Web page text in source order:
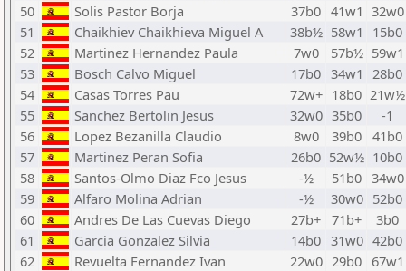
50
Solis Pastor Borja 37b0 41w1 32w0
51
Chaikhiev Chaikhieva Miguel A 38b½ 58w1
15b0
52
Martinez Hernandez Paula 7w0 57b½ 59w1
53
Bosch Calvo Miguel 17b0 34w1 28b0
54
Casas Torres Pau 72w+ 18b0 21w½
55
Sanchez Bertolin Jesus 32w0 35b0
-1
56
Lopez Bezanilla Claudio 8w0 39b0 41b0
57
Martinez Peran Sofia 26b0 52w½ 10b0
58
Santos-Olmo Diaz Fco Jesus -½ 51b0 34w0
59
Alfaro Molina Adrian -½ 30w0 52b0
60
Andres De Las Cuevas Diego 27b+ 71b+
3b0
61
Garcia Gonzalez Silvia 14b0 31w0 42b0
62
Revuelta Fernandez Ivan 22w0 29b0 67w1